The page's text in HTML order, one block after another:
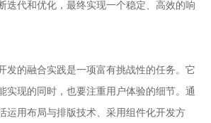
迭代和优化，最终实现一个稳定、高效的响
发的融合实践是一项富有挑战性的任务。它
实现的同时，也要注重用户体验的细节。通
运用布局与排版技术、采用组件化开发方